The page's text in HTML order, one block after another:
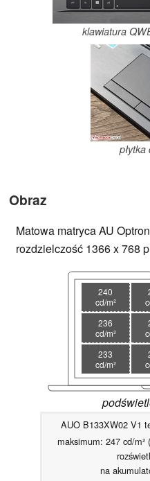
klawiatura
Obraz
Matowa matryca AU
rozdzielczość 1366 x 768
240
cd/m²
236
cd/m²
233
cd/m²
AUO B133XW02 V1
maksimum: 247 cd/m²
na